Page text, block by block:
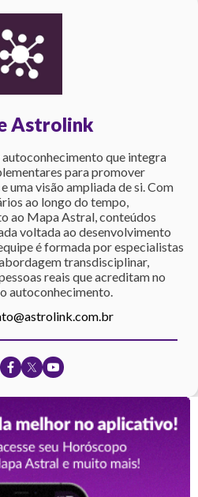
Astrolink
que integra
para promover
uma visão ampliada de si. Com
ao longo do tempo,
ao Mapa Astral, conteúdos
voltada ao desenvolvimento
é formada por especialistas
transdisciplinar,
reais que acreditam no
autoconhecimento.